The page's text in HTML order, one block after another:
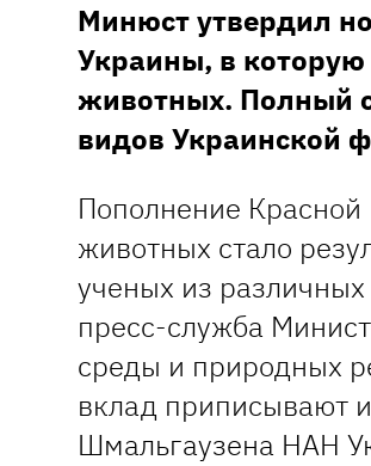
Минюст утвердил
Украины, в
животных. Полный
видов Украинской
Пополнение
животных стало
ученых из
пресс-служба
среды и природных
вклад приписывают
Шмальгаузена НАН